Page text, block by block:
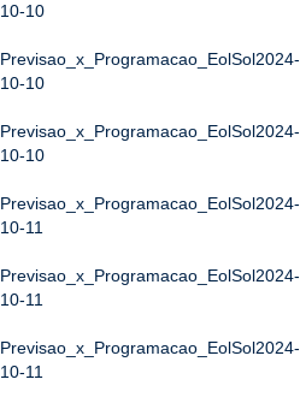
10-10
Previsao_x_Programacao_EolSol2024-
10-10
Previsao_x_Programacao_EolSol2024-
10-10
Previsao_x_Programacao_EolSol2024-
10-11
Previsao_x_Programacao_EolSol2024-
10-11
Previsao_x_Programacao_EolSol2024-
10-11